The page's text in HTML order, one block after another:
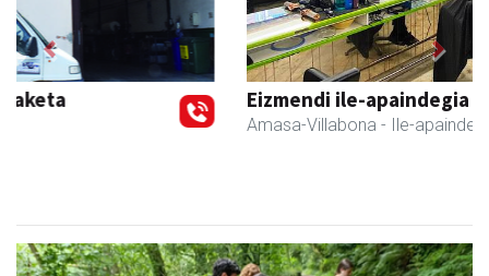
Eizmendi ile-apaindegia
- Ile-apaindegiak
Previous Next